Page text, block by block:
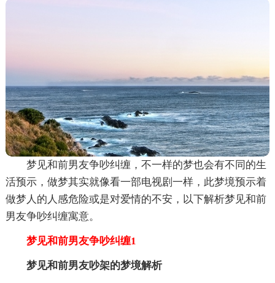
梦见和前男友争吵纠缠，不一样的梦也会有不同的生
活预示，做梦其实就像看一部电视剧一样，此梦境预示着
做梦人的人感危险或是对爱情的不安，以下解析梦见和前
男友争吵纠缠寓意。
梦见和前男友争吵纠缠1
梦见和前男友吵架的梦境解析